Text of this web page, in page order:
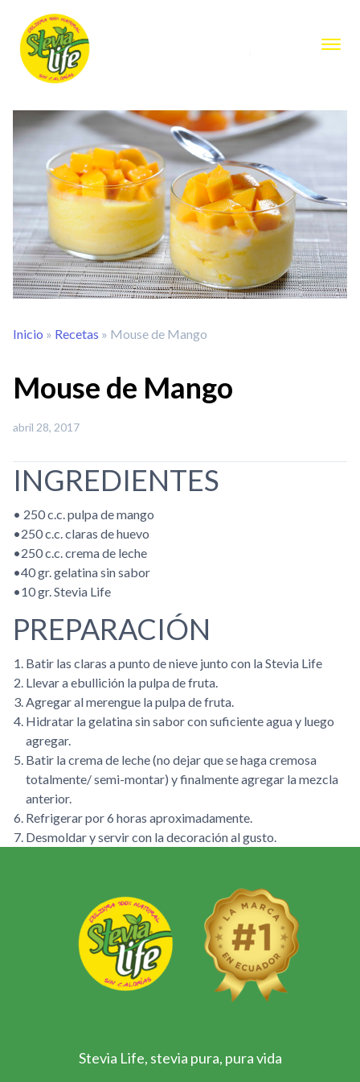
Inicio » Recetas » Mouse de Mango
Mouse de Mango
abril 28, 2017
INGREDIENTES
• 250 c.c. pulpa de mango
•250 c.c. claras de huevo
•250 c.c. crema de leche
•40 gr. gelatina sin sabor
•10 gr. Stevia Life
PREPARACIÓN
Batir las claras a punto de nieve junto con la Stevia Life
Llevar a ebullición la pulpa de fruta.
Agregar al merengue la pulpa de fruta.
Hidratar la gelatina sin sabor con suficiente agua y luego
agregar.
Batir la crema de leche (no dejar que se haga cremosa
totalmente/ semi-montar) y finalmente agregar la mezcla
anterior.
Refrigerar por 6 horas aproximadamente.
Desmoldar y servir con la decoración al gusto.
Stevia Life, stevia pura, pura vida